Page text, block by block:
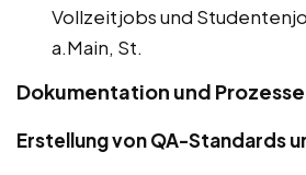
Vollzeitjobs und
a.Main, St.
Dokumentation und Prozesse
Erstellung von QA-Standards